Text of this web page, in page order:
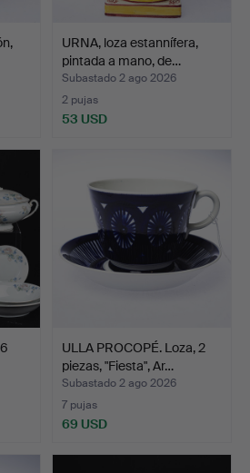
URNA, loza estannífera,
pintada a mano, de…
Subastado 2 ago 2026
2 pujas
53 USD
ULLA PROCOPÉ. Loza, 2
piezas, "Fiesta", Ar…
Subastado 2 ago 2026
7 pujas
69 USD